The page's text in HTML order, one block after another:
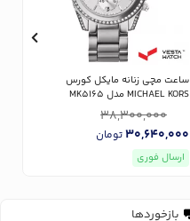
ساعت مچی زنانه مایکل کورس
MICHAEL KORS مدل MK5165
38,300,000
30,640,000تومان
ارسال فوری
بازخوردها